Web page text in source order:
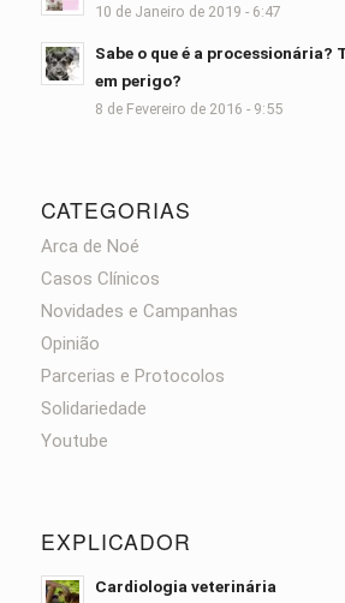
10 de Janeiro de 2019 - 6:47
Sabe o que é a processionária?
em perigo?
8 de Fevereiro de 2016 - 9:55
CATEGORIAS
Arca de Noé
Casos Clínicos
Novidades e Campanhas
Opinião
Parcerias e Protocolos
Solidariedade
Youtube
EXPLICADOR
Cardiologia veterinária